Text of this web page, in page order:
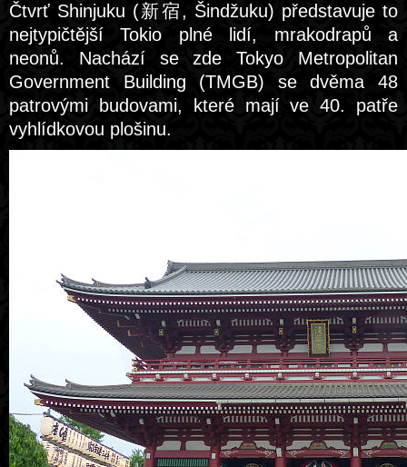
Čtvrť Shinjuku (新宿, Šindžuku) představuje to
nejtypičtější Tokio plné lidí, mrakodrapů a
neonů. Nachází se zde Tokyo Metropolitan
Government Building (TMGB) se dvěma 48
patrovými budovami, které mají ve 40. patře
vyhlídkovou plošinu.